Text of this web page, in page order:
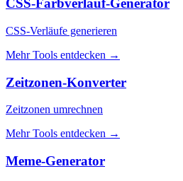
CSS-Farbverlauf-Generator
CSS-Verläufe generieren
Mehr Tools entdecken →
Zeitzonen-Konverter
Zeitzonen umrechnen
Mehr Tools entdecken →
Meme-Generator